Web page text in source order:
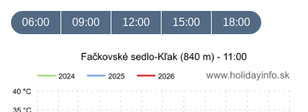
06:00 09:00 12:00 15:00 18:00